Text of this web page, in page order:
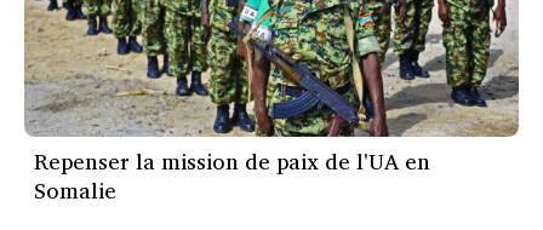
Repenser la mission de paix de l'UA en
Somalie